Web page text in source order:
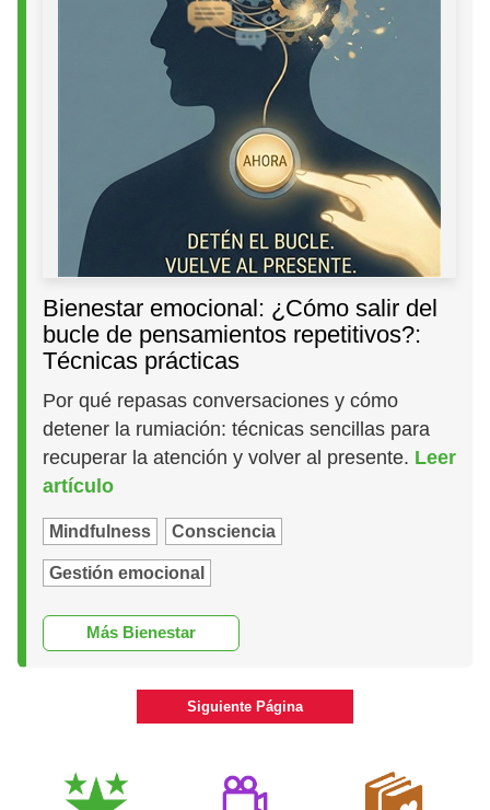
Bienestar emocional: ¿Cómo salir del
bucle de pensamientos repetitivos?:
Técnicas prácticas
Por qué repasas conversaciones y cómo
detener la rumiación: técnicas sencillas para
recuperar la atención y volver al presente. Leer
artículo
Mindfulness Consciencia
Gestión emocional
Más Bienestar
Siguiente Página